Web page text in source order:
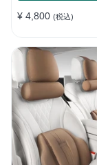
¥ 4,800 (税込)